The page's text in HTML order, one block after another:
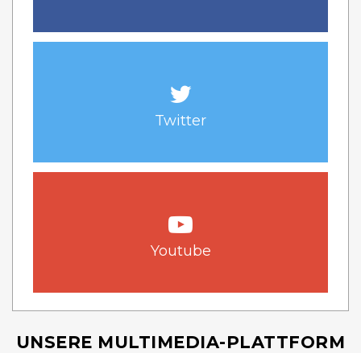
Twitter
Youtube
UNSERE MULTIMEDIA-PLATTFORM